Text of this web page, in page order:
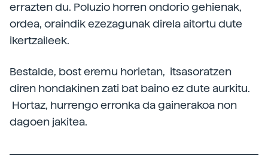
errazten du. Poluzio horren ondorio gehienak,
ordea, oraindik ezezagunak direla aitortu dute
ikertzaileek.
Bestalde, bost eremu horietan, itsasoratzen
diren hondakinen zati bat baino ez dute aurkitu.
Hortaz, hurrengo erronka da gainerakoa non
dagoen jakitea.